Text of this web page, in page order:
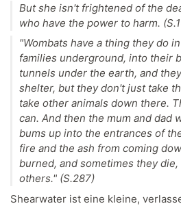
But she isn't frightened of the
who have the power to harm.
"Wombats have a thing they do
families underground, into their
tunnels under the earth, and
shelter, but they don't just take
take other animals down there.
can. And then the mum and dad
bums up into the entrances of
fire and the ash from coming
burned, and sometimes they
others." (S.287)
Shearwater ist eine kleine,